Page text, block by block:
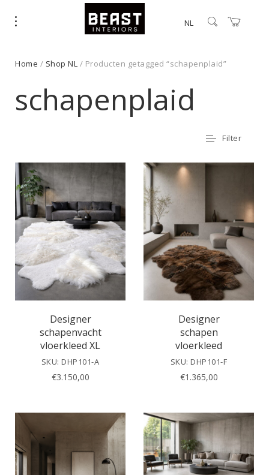
NL
Home / Shop NL / Producten getagged “schapenplaid”
schapenplaid
Filter
Designer
schapenvacht
vloerkleed XL
SKU: DHP101-A
€3.150,00
Designer
schapen
vloerkleed
SKU: DHP101-F
€1.365,00